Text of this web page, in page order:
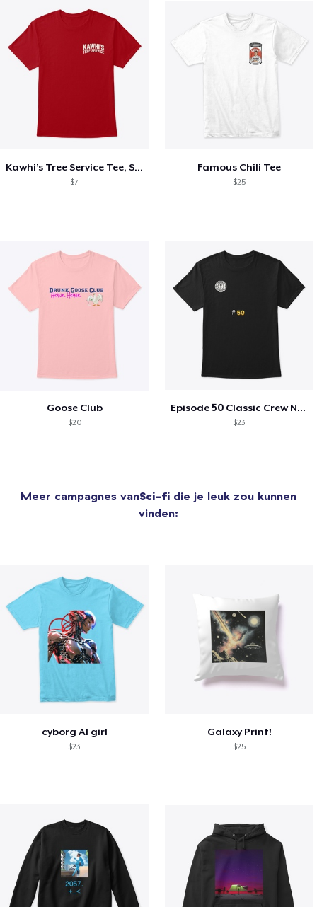
Kawhi’s Tree Service Tee, Shirts, Mug
$7
Famous Chili Tee
$25
Goose Club
$20
Episode 50 Classic Crew Neck T-Shirt
$23
Meer campagnes vanSci-fi die je leuk zou kunnen
vinden:
cyborg AI girl
$23
Galaxy Print!
$25